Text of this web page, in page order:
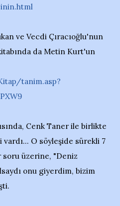
ve Vecdi Çıracıoğlu'nun
da Metin Kurt'un
tanim.asp?
Cenk Taner ile birlikte
O söyleşide sürekli 7
üzerine, "Deniz
onu giyerdim, bizim